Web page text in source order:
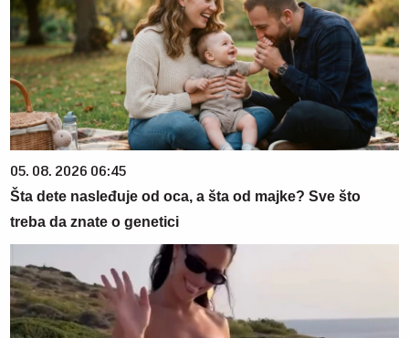
05. 08. 2026 06:45
Šta dete nasleđuje od oca, a šta od majke? Sve što
treba da znate o genetici